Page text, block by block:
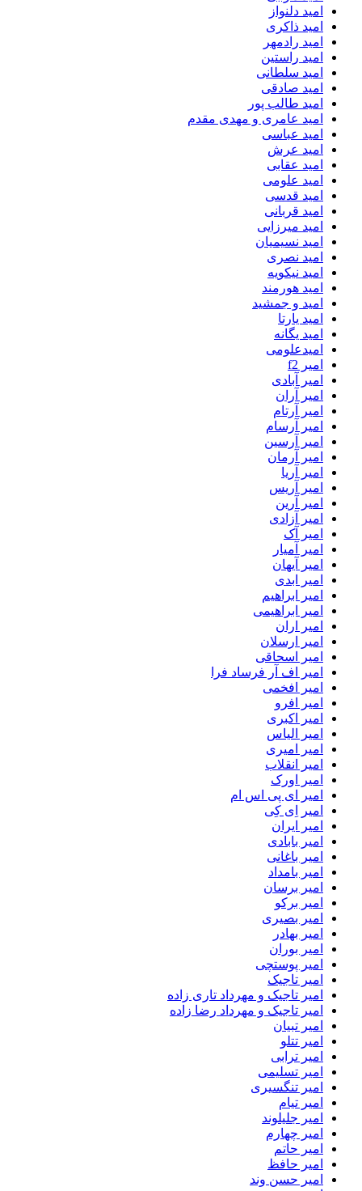
امید دلنواز
امید ذاکری
امید رادمهر
امید راستین
امید سلطانی
امید صادقی
امید طالب پور
امید عامری و مهدی مقدم
امید عباسی
امید عرش
امید عقابی
امید علومی
امید قدسی
امید قربانی
امید میرزایی
امید نسیمیان
امید نصری
امید نیکویه
امید هورمند
امید و جمشید
امید یارتا
امید یگانه
امیدعلومی
امیر f2
امیر آبادی
امیر آران
امیر آرتام
امیر آرسام
امیر آرسین
امیر آرمان
امیر آریا
امیر آریس
امیر آرین
امیر آزادی
امیر آک
امیر آمیار
امیر آیهان
امیر ابدی
امیر ابراهیم
امیر ابراهیمی
امیر اران
امیر ارسلان
امیر اسحاقی
امیر اف آر فرساد فرا
امیر افخمی
امیر افرو
امیر اکبری
امیر الیاس
امیر امیری
امیر انقلاب
امیر اورک
امیر ای پی اس ام
امیر اِی کِی
امیر ایران
امیر بابادی
امیر باغانی
امیر بامداد
امیر برسان
امیر برکو
امیر بصیری
امیر بهادر
امیر بوران
امیر پوستچی
امیر تاجیک
امیر تاجیک و مهرداد تاری زاده
امیر تاجیک و مهرداد رضا زاده
امیر تبیان
امیر تتلو
امیر ترابی
امیر تسلیمی
امیر تنگسیری
امیر تیام
امیر جلیلوند
امیر چهارم
امیر حاتم
امیر حافظ
امیر حسن وند